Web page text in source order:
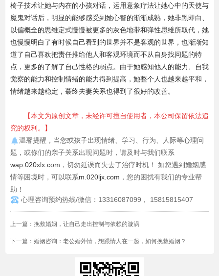
椅子技术让她与内在的小孩对话，运用意象疗法让她心中的天使与
魔鬼对话后，明显的能够感受到她心智的渐渐成熟，她非黑即白、
以偏概全的思维定式慢慢被更多的灰色地带和弹性思维所取代，她
也慢慢明白了有时候自己看到的世界并不是客观的世界，也渐渐知
道了自己喜欢把责任推给他人和客观环境而不从自身找问题的特
点，更多的了解了自己性格的弱点。由于她感知他人的能力、自我
觉察的能力和控制情绪的能力得到提高，她整个人也越来越平和，
情绪越来越稳定，蕞终夫妻关系也得到了很好的改善。
【本文为原创文章，未经许可擅自使用者，本公司保留依法追
究的权利。
】
温馨提醒，当您或孩子出现情绪、学习、行为、人际等心理问
题，或你们的亲子关系出现问题时，请及时与我们联系
wap.020xlx.com ，切勿延误而失去了治疗时机！ 如您遇到婚姻感
情等困境时，可以联系m.020ljx.com ，您的困扰有我们的专业帮
助！
心理咨询预约热线/微信：13316087099， 15815815407
上一篇： 挽救婚姻，让自己走出控制与依赖的漩涡
下一篇： 婚姻咨询：老公婚外情，想跟情人在一起，如何挽救婚姻？